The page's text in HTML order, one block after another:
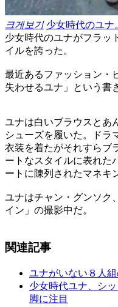
크게보기 少女時代のユナ
少女時代のユナがフラッ
イルを誇った。
最近あるファッション・
失わせるユナ」という書
ユナは白いブラウスとあ
シューズを履いた。ドラ
衣装を着たがそれすらブ
ートなスタイルに表れた
ートに陳列されたマネキ
ユナはチャン・グンソク
イン」の撮影中だ。
関連記事
ユナがいない８人
少女時代ユナ、シ
脚に注目